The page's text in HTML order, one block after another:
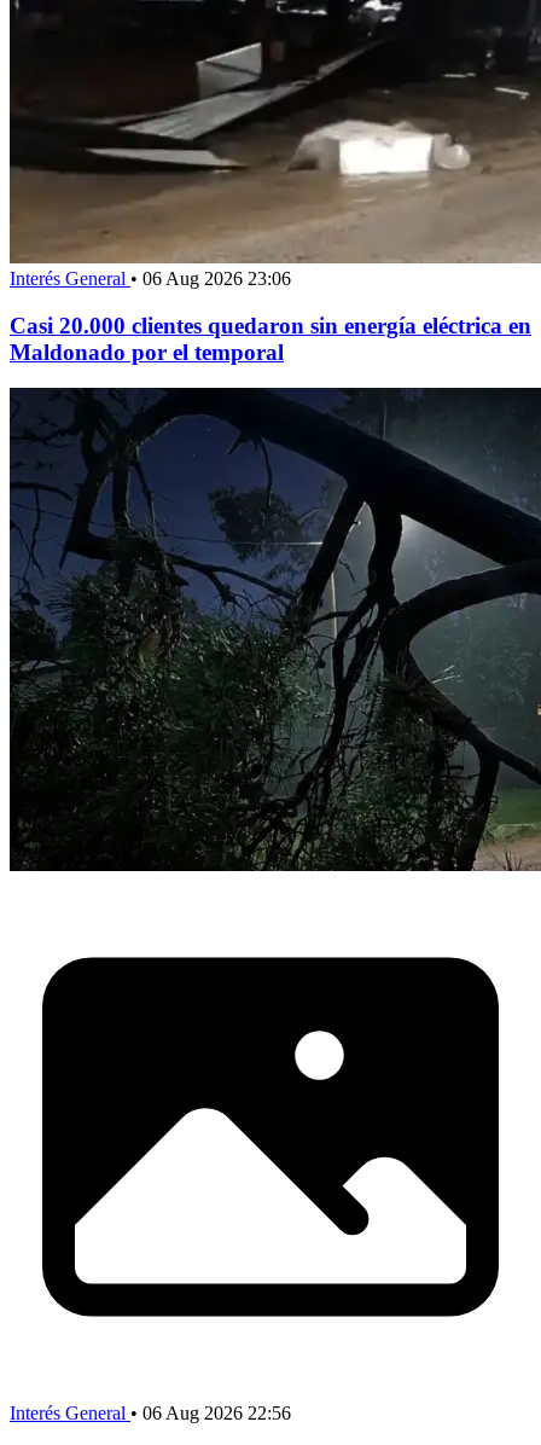
Interés General • 06 Aug 2026 23:06
Casi 20.000 clientes quedaron sin energía eléctrica en
Maldonado por el temporal
Interés General • 06 Aug 2026 22:56